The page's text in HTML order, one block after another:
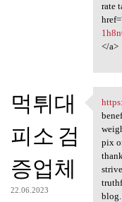
rate
</a>
먹튀대
피소 검
증업체
22.06.2023
pix